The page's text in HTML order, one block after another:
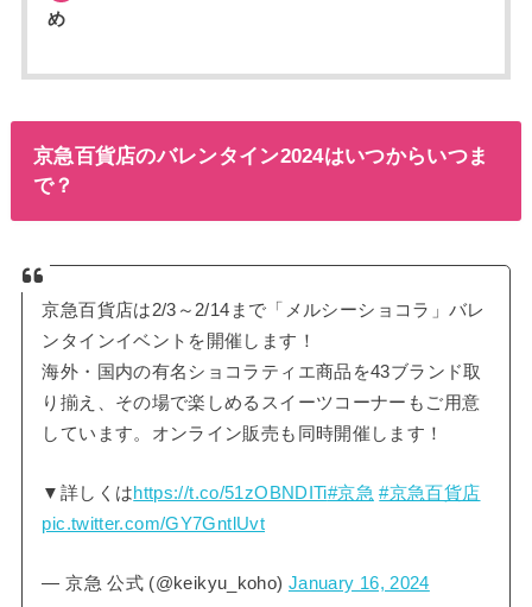
め
京急百貨店のバレンタイン2024はいつからいつま
で？
京急百貨店は2/3～2/14まで「メルシーショコラ」バレ
ンタインイベントを開催します！
海外・国内の有名ショコラティエ商品を43ブランド取
り揃え、その場で楽しめるスイーツコーナーもご用意
しています。オンライン販売も同時開催します！
▼詳しくはhttps://t.co/51zOBNDITi#京急 #京急百貨店
pic.twitter.com/GY7GntlUvt
— 京急 公式 (@keikyu_koho) January 16, 2024